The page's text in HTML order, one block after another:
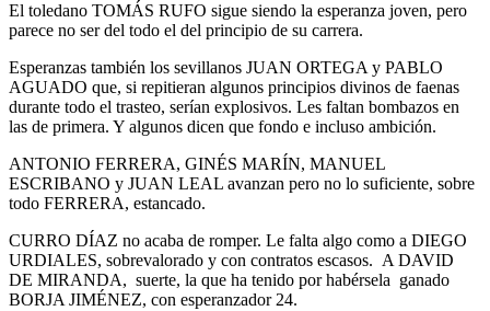
El toledano TOMÁS RUFO sigue siendo la esperanza joven, pero
parece no ser del todo el del principio de su carrera.
Esperanzas también los sevillanos JUAN ORTEGA y PABLO
AGUADO que, si repitieran algunos principios divinos de faenas
durante todo el trasteo, serían explosivos. Les faltan bombazos en
las de primera. Y algunos dicen que fondo e incluso ambición.
ANTONIO FERRERA, GINÉS MARÍN, MANUEL
ESCRIBANO y JUAN LEAL avanzan pero no lo suficiente, sobre
todo FERRERA, estancado.
CURRO DÍAZ no acaba de romper. Le falta algo como a DIEGO
URDIALES, sobrevalorado y con contratos escasos. A DAVID
DE MIRANDA, suerte, la que ha tenido por habérsela ganado
BORJA JIMÉNEZ, con esperanzador 24.